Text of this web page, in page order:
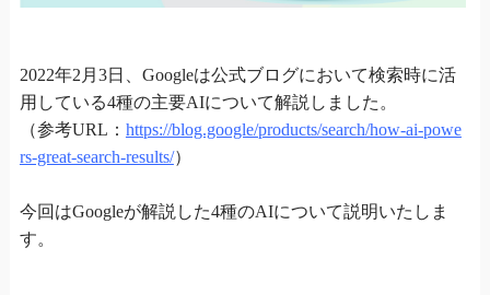
2022年2月3日、Googleは公式ブログにおいて検索時に活
用している4種の主要AIについて解説しました。
（参考URL： https://blog.google/products/search/how-ai-powe
rs-great-search-results/）
今回はGoogleが解説した4種のAIについて説明いたしま
す。